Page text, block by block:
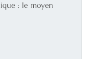
: le moyen